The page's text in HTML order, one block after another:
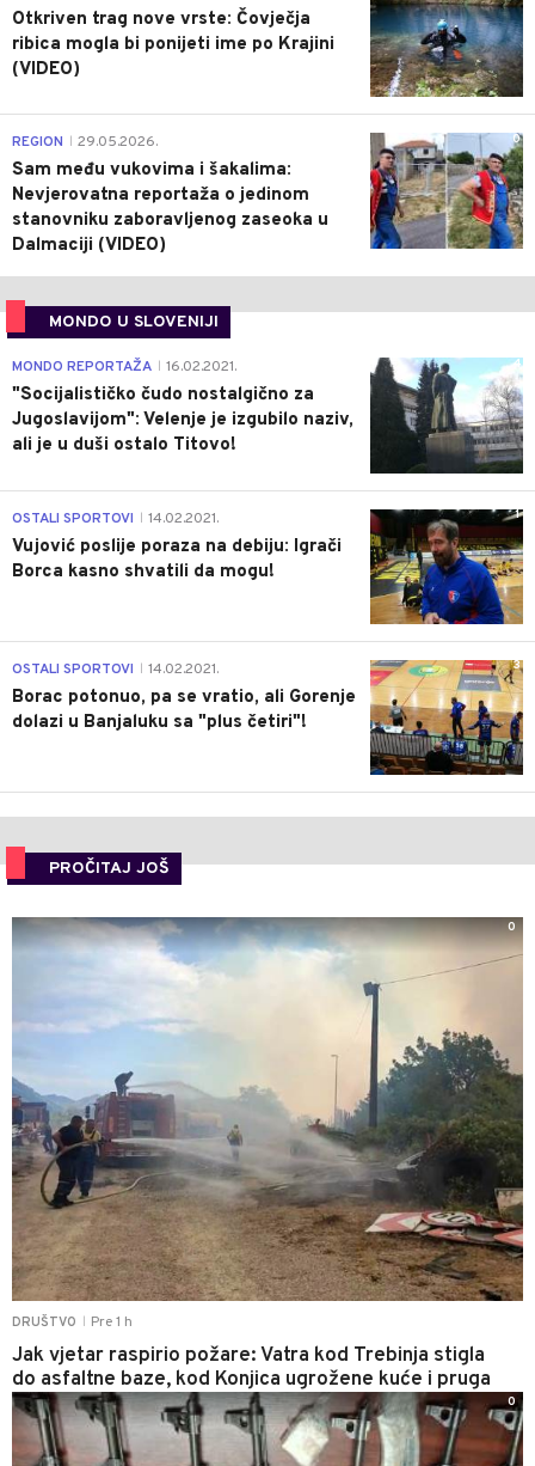
Otkriven trag nove vrste: Čovječja
ribica mogla bi ponijeti ime po Krajini
(VIDEO)
0
REGION 29.05.2026.
Sam među vukovima i šakalima:
Nevjerovatna reportaža o jedinom
stanovniku zaboravljenog zaseoka u
Dalmaciji (VIDEO)
MONDO U SLOVENIJI
4
MONDO REPORTAŽA 16.02.2021.
"Socijalističko čudo nostalgično za
Jugoslavijom": Velenje je izgubilo naziv,
ali je u duši ostalo Titovo!
1
OSTALI SPORTOVI 14.02.2021.
Vujović poslije poraza na debiju: Igrači
Borca kasno shvatili da mogu!
3
OSTALI SPORTOVI 14.02.2021.
Borac potonuo, pa se vratio, ali Gorenje
dolazi u Banjaluku sa "plus četiri"!
PROČITAJ JOŠ
DRUŠTVO Pre 1 h
Jak vjetar raspirio požare: Vatra kod Trebinja stigla
do asfaltne baze, kod Konjica ugrožene kuće i pruga
0
0